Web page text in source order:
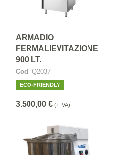
ARMADIO
FERMALIEVITAZIONE
900 LT.
Cod. Q2037
ECO-FRIENDLY
3.500,00 € (+ IVA)